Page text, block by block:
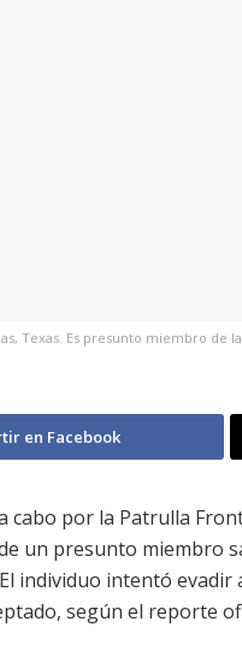
Texas. Es presunto miembro de
en Facebook
cabo por la Patrulla
un presunto miembro
individuo intentó evadir
según el reporte